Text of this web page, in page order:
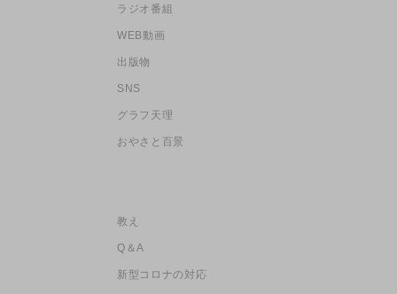
ラジオ番組
WEB動画
出版物
SNS
グラフ天理
おやさと百景
教え
Q＆A
新型コロナの対応